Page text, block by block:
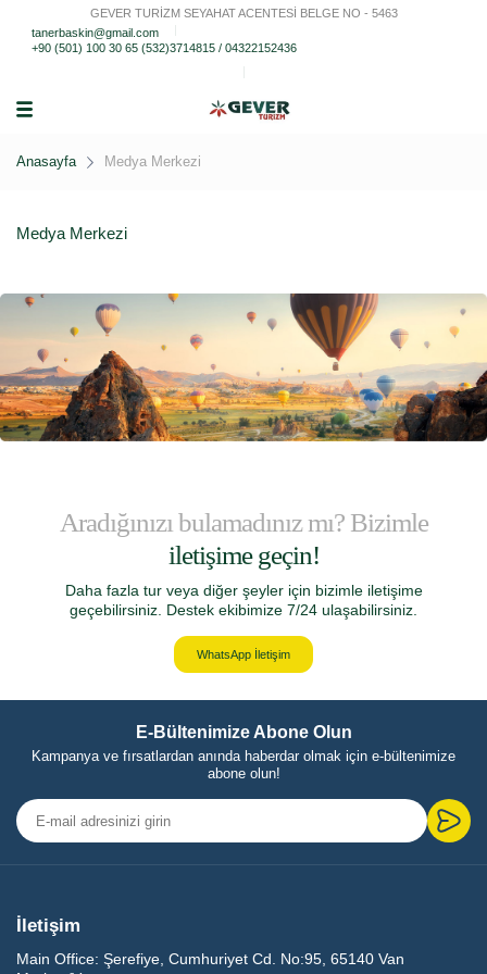
GEVER TURİZM SEYAHAT ACENTESİ BELGE NO - 5463
tanerbaskin@gmail.com
+90 (501) 100 30 65 (532)3714815 / 04322152436
Anasayfa Medya Merkezi
Medya Merkezi
Aradığınızı bulamadınız mı? Bizimle
iletişime geçin!
Daha fazla tur veya diğer şeyler için bizimle iletişime
geçebilirsiniz. Destek ekibimize 7/24 ulaşabilirsiniz.
WhatsApp İletişim
E-Bültenimize Abone Olun
Kampanya ve fırsatlardan anında haberdar olmak için e-bültenimize
abone olun!
İletişim
Main Office: Şerefiye, Cumhuriyet Cd. No:95, 65140 Van